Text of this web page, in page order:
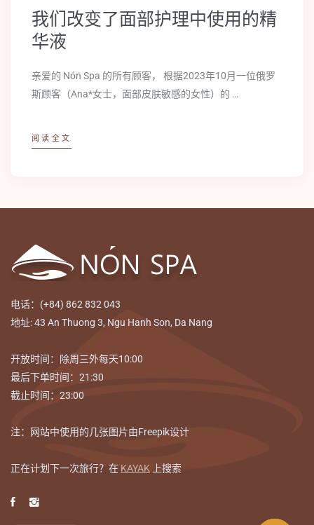
我们改变了面部护理中使用的精
华液
亲爱的 Nón Spa 的所有顾客， 根据2023年10月一位俄罗
斯顾客（Ana*女士，面部皮肤敏感的女性）的 …
阅读全文
电话：(+84) 862 832 043
地址: 43 An Thuong 3, Ngu Hanh Son, Da Nang
开放时间：除周三外每天10:00
最后下单时间：21:30
截止时间：23:00
注：网站中使用的几张图片由Freepik设计
正在计划下一次旅行？在 KAYAK 上搜索